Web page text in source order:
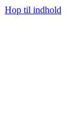
Hop til indhold